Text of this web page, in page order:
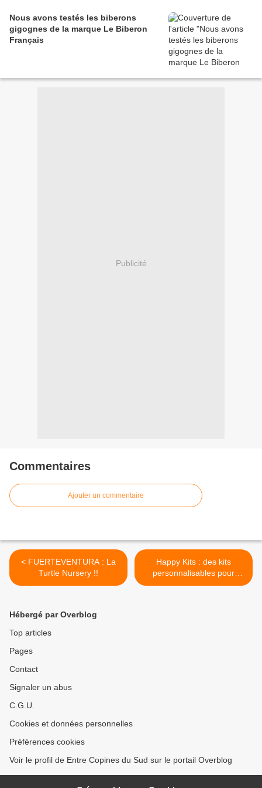
Nous avons testés les biberons
gigognes de la marque Le Biberon
Français
Publicité
Commentaires
Ajouter un commentaire
< FUERTEVENTURA : La
Turtle Nursery !!
Happy Kits : des kits
personnalisables pour
s'amuser en famille ou
Hébergé par Overblog
Top articles
Pages
Contact
Signaler un abus
C.G.U.
Cookies et données personnelles
Préférences cookies
Voir le profil de Entre Copines du Sud sur le portail Overblog